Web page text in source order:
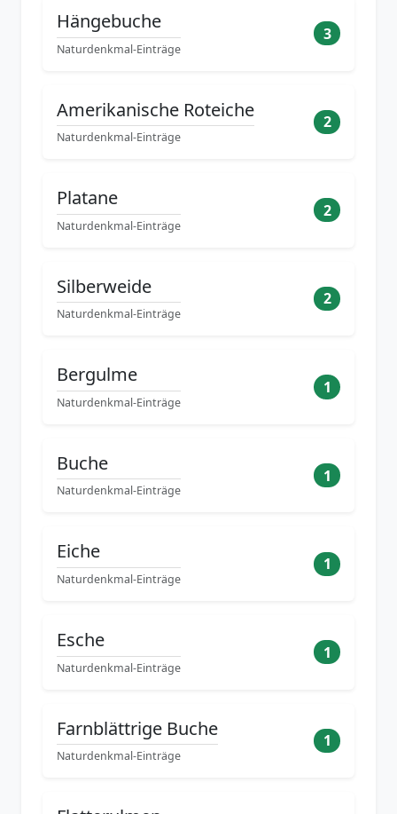
Hängebuche
Naturdenkmal-Einträge
3
Amerikanische Roteiche
Naturdenkmal-Einträge
2
Platane
Naturdenkmal-Einträge
2
Silberweide
Naturdenkmal-Einträge
2
Bergulme
Naturdenkmal-Einträge
1
Buche
Naturdenkmal-Einträge
1
Eiche
Naturdenkmal-Einträge
1
Esche
Naturdenkmal-Einträge
1
Farnblättrige Buche
Naturdenkmal-Einträge
1